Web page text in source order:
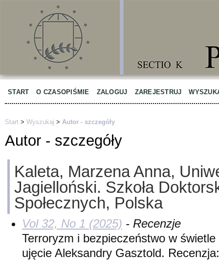
START O CZASOPIŚMIE ZALOGUJ ZAREJESTRUJ
Start > Wyszukaj > Autor - szczegóły
Autor - szczegóły
Kaleta, Marzena Anna,
Jagielloński. Szkoła
Społecznych, Polska
Vol 32, No 1 (2025) - Recenzje
Terroryzm i bezpieczeństwo w
ujęcie Aleksandry Gasztold.